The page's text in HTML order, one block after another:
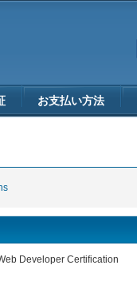
お支払い方法
Developer Certification